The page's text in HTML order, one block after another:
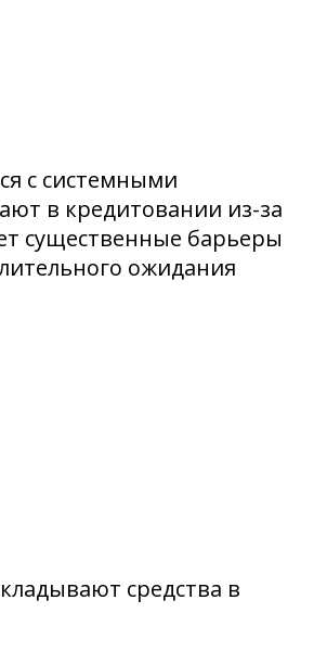
с системными
в кредитовании из-за
существенные барьеры
ожидания
средства в